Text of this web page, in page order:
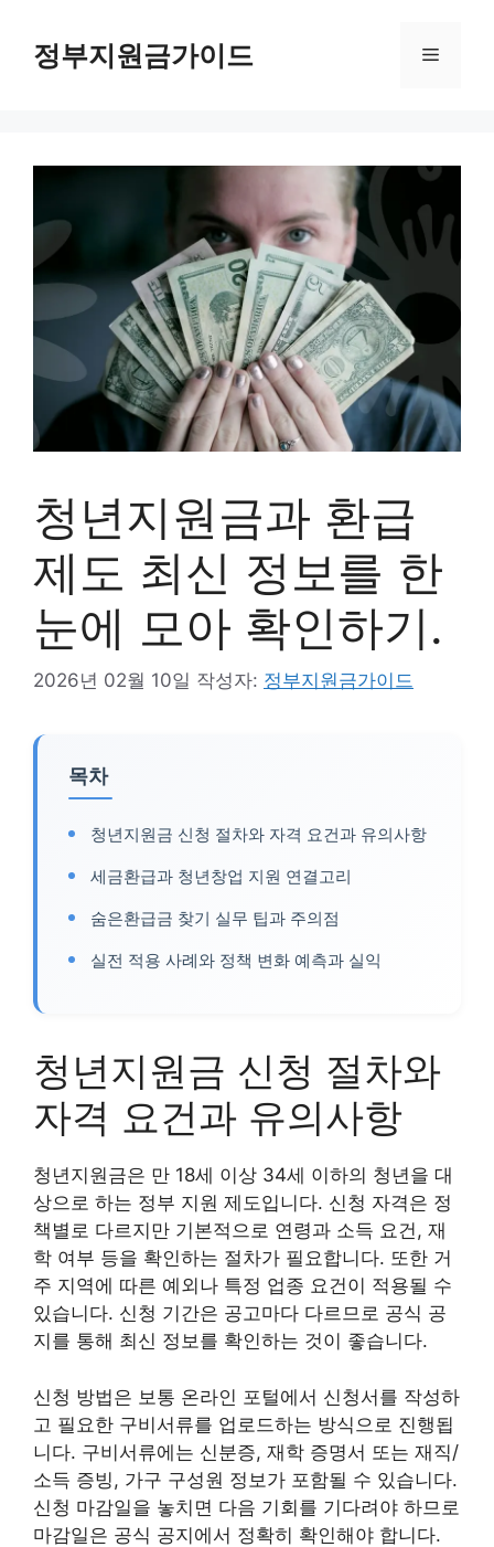
정부지원금가이드 메
청년지원금과 환급
제도 최신 정보를 한
눈에 모아 확인하기.
2026년 02월 10일 작성자: 정부지원금가이드
목차
청년지원금 신청 절차와 자격 요건과 유의사항
세금환급과 청년창업 지원 연결고리
숨은환급금 찾기 실무 팁과 주의점
실전 적용 사례와 정책 변화 예측과 실익
청년지원금 신청 절차와
자격 요건과 유의사항
청년지원금은 만 18세 이상 34세 이하의 청년을 대
상으로 하는 정부 지원 제도입니다. 신청 자격은 정
책별로 다르지만 기본적으로 연령과 소득 요건, 재
학 여부 등을 확인하는 절차가 필요합니다. 또한 거
주 지역에 따른 예외나 특정 업종 요건이 적용될 수
있습니다. 신청 기간은 공고마다 다르므로 공식 공
지를 통해 최신 정보를 확인하는 것이 좋습니다.
신청 방법은 보통 온라인 포털에서 신청서를 작성하
고 필요한 구비서류를 업로드하는 방식으로 진행됩
니다. 구비서류에는 신분증, 재학 증명서 또는 재직/
소득 증빙, 가구 구성원 정보가 포함될 수 있습니다.
신청 마감일을 놓치면 다음 기회를 기다려야 하므로
마감일은 공식 공지에서 정확히 확인해야 합니다.